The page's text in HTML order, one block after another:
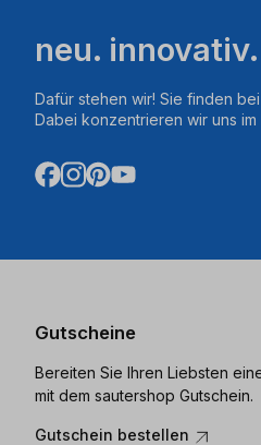
neu.
Dafür stehen wir! Sie finden
Dabei konzentrieren wir uns
Gutscheine
Bereiten Sie Ihren Liebsten
mit dem sautershop Gutschein.
Gutschein bestellen